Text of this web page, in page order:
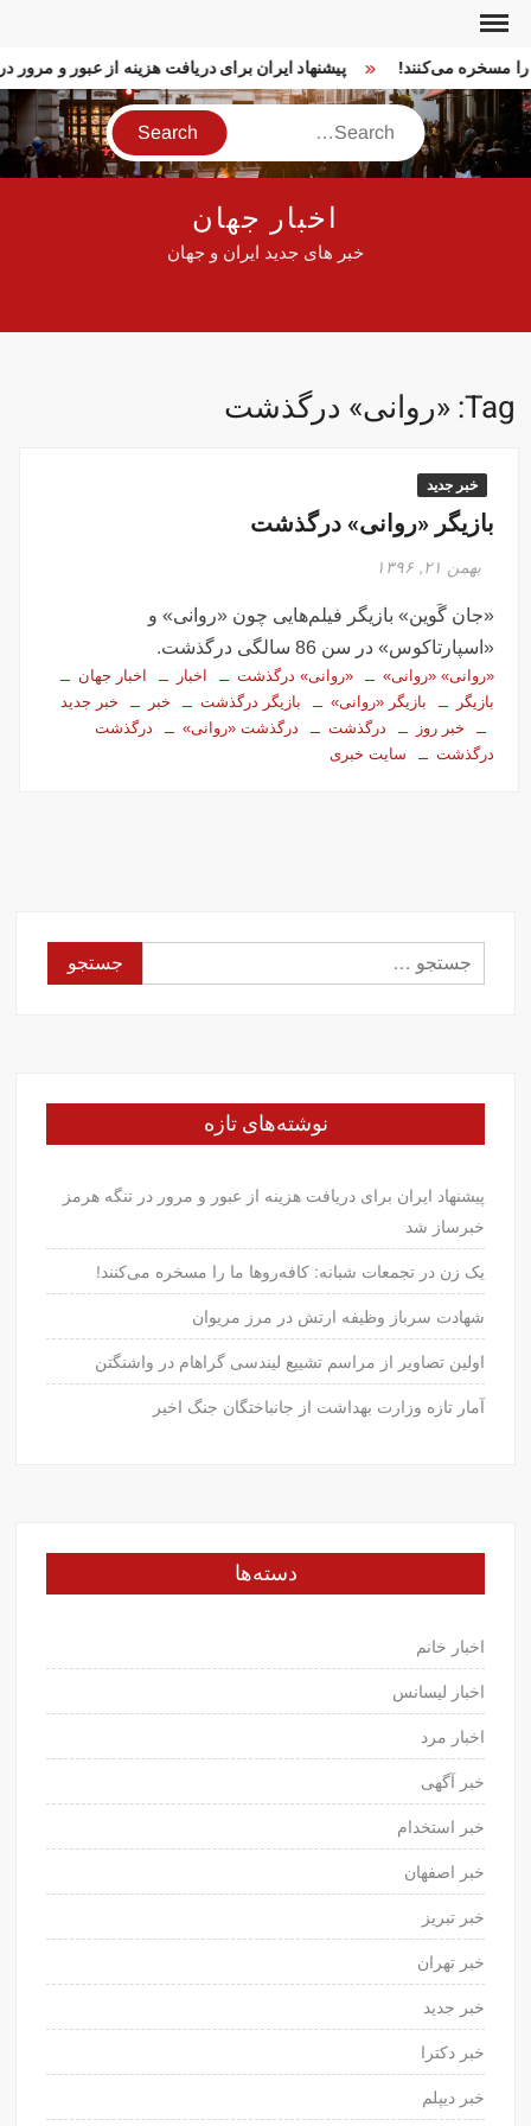
Skip
content
پیشنهاد ایران برای دریافت هزینه از عبور و را مسخره می‌کنند!
Search
اخبار جهان
خبر های جدید ایران و جهان
Tag: «روانی» درگذشت
خبر جدید
بازیگر «روانی» درگذشت
بهمن ۲۱, ۱۳۹۶
«جان گَوین» بازیگر فیلم‌هایی چون «روانی» و
«اسپارتاکوس» در سن 86 سالگی درگذشت.
«روانی» «روانی» «روانی» درگذشت اخبار
اخبار جهان
بازیگر
بازیگر «روانی» بازیگر درگذشت خبر
خبر جدید
خبر روز
درگذشت درگذشت «روانی»
درگذشت
درگذشت
سایت خبری
جستجو
برای:
نوشته‌های تازه
پیشنهاد ایران برای دریافت هزینه از عبور و مرور در تنگه هرمز
خبرساز شد
یک زن در تجمعات شبانه: کافه‌روها ما را مسخره می‌کنند!
شهادت سرباز وظیفه ارتش در مرز مریوان
اولین تصاویر از مراسم تشییع لیندسی گراهام در واشنگتن
آمار تازه وزارت بهداشت از جانباختگان جنگ اخیر
دسته‌ها
اخبار خانم
اخبار لیسانس
اخبار مرد
خبر آگهی
خبر استخدام
خبر اصفهان
خبر تبریز
خبر تهران
خبر جدید
خبر دکترا
خبر دیپلم